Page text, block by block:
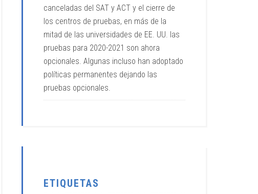
canceladas del SAT y ACT y el cierre de
los centros de pruebas, en más de la
mitad de las universidades de EE. UU. las
pruebas para 2020-2021 son ahora
opcionales. Algunas incluso han adoptado
políticas permanentes dejando las
pruebas opcionales.
ETIQUETAS